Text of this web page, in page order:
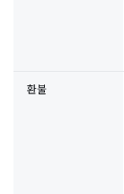
환불